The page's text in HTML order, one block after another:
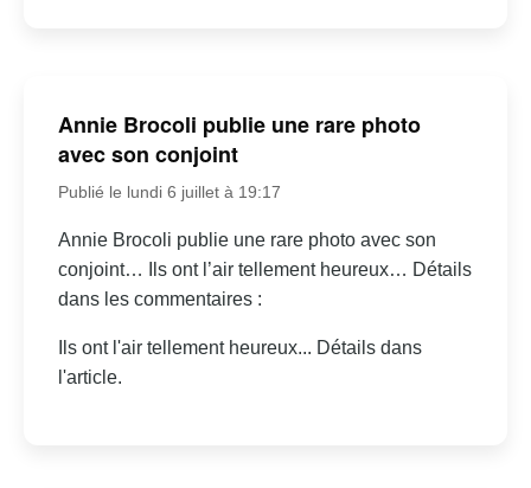
Annie Brocoli publie une rare photo
avec son conjoint
Publié le lundi 6 juillet à 19:17
Annie Brocoli publie une rare photo avec son
conjoint… Ils ont l’air tellement heureux… Détails
dans les commentaires :
Ils ont l'air tellement heureux... Détails dans
l'article.